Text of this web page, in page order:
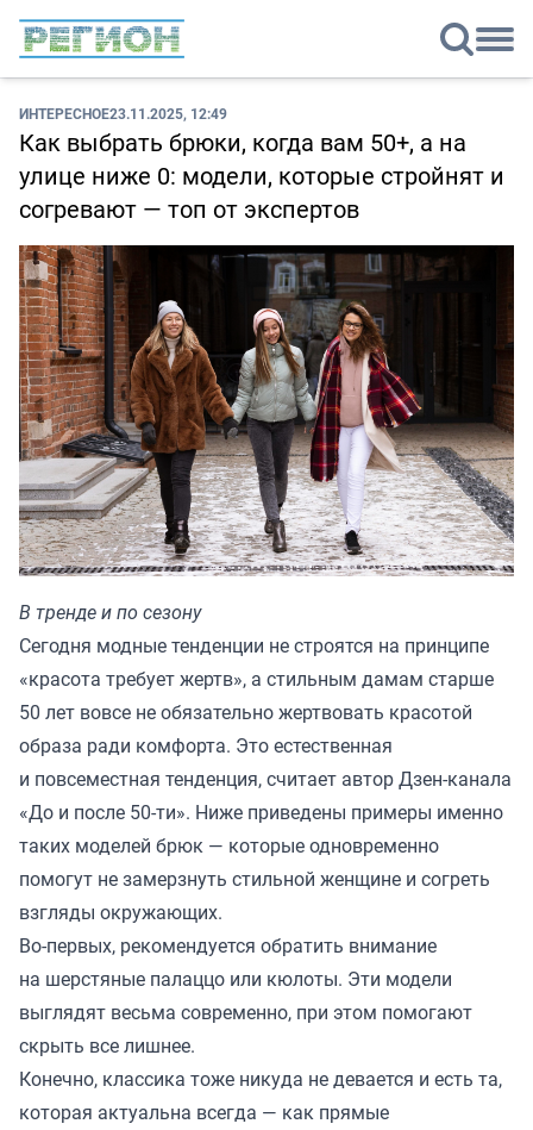
ИНТЕРЕСНОЕ23.11.2025, 12:49
Как выбрать брюки, когда вам 50+, а на
улице ниже 0: модели, которые стройнят и
согревают — топ от экспертов
В тренде и по сезону
Сегодня модные тенденции не строятся на принципе
«красота требует жертв», а стильным дамам старше
50 лет вовсе не обязательно жертвовать красотой
образа ради комфорта. Это естественная
и повсеместная тенденция, считает автор Дзен-канала
«До и после 50-ти». Ниже приведены примеры именно
таких моделей брюк — которые одновременно
помогут не замерзнуть стильной женщине и согреть
взгляды окружающих.
Во-первых, рекомендуется обратить внимание
на шерстяные палаццо или кюлоты. Эти модели
выглядят весьма современно, при этом помогают
скрыть все лишнее.
Конечно, классика тоже никуда не девается и есть та,
которая актуальна всегда — как прямые